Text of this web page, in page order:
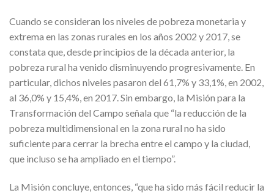
Cuando se consideran los niveles de pobreza monetaria y
extrema en las zonas rurales en los años 2002 y 2017, se
constata que, desde principios de la década anterior, la
pobreza rural ha venido disminuyendo progresivamente. En
particular, dichos niveles pasaron del 61,7% y 33,1%, en 2002,
al 36,0% y 15,4%, en 2017. Sin embargo, la Misión para la
Transformación del Campo señala que “la reducción de la
pobreza multidimensional en la zona rural no ha sido
suficiente para cerrar la brecha entre el campo y la ciudad,
que incluso se ha ampliado en el tiempo”.
La Misión concluye, entonces, “que ha sido más fácil reducir la